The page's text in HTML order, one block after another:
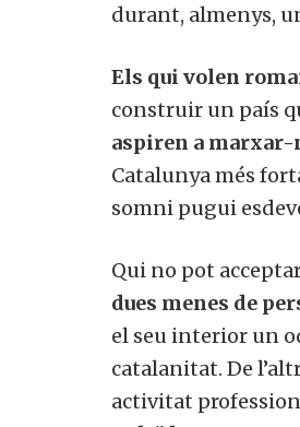
durant, almenys,
Els qui volen
construir un país
aspiren a marxar-
Catalunya més
somni pugui
Qui no pot
dues menes de
el seu interior un
catalanitat. De
activitat